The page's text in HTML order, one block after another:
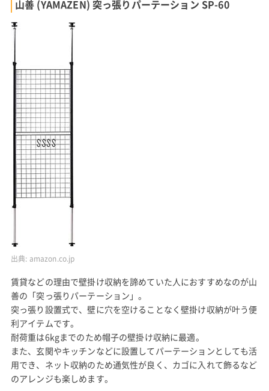
山善 (YAMAZEN) 突っ張りパーテーション SP-60
出典: amazon.co.jp
賃貸などの理由で壁掛け収納を諦めていた人におすすめなのが山
善の「突っ張りパーテーション」。
突っ張り設置式で、壁に穴を空けることなく壁掛け収納が叶う便
利アイテムです。
耐荷重は6kgまでのため帽子の壁掛け収納に最適。
また、玄関やキッチンなどに設置してパーテーションとしても活
用でき、ネット収納のため通気性が良く、カゴに入れて飾るなど
のアレンジも楽しめます。